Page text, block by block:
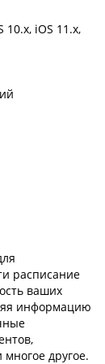
10.x, iOS 11.x,
расписание
ваших
информацию
другое.